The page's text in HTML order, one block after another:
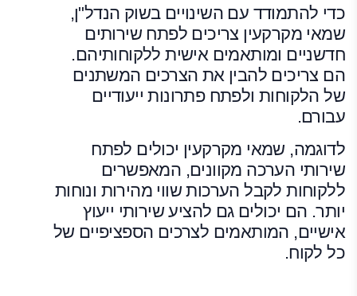
כדי להתמודד עם השינויים בשוק הנדל"ן,
שמאי מקרקעין צריכים לפתח שירותים
חדשניים ומותאמים אישית ללקוחותיהם.
הם צריכים להבין את הצרכים המשתנים
של הלקוחות ולפתח פתרונות ייעודיים
עבורם.
לדוגמה, שמאי מקרקעין יכולים לפתח
שירותי הערכה מקוונים, המאפשרים
ללקוחות לקבל הערכות שווי מהירות ונוחות
יותר. הם יכולים גם להציע שירותי ייעוץ
אישיים, המותאמים לצרכים הספציפיים של
כל לקוח.